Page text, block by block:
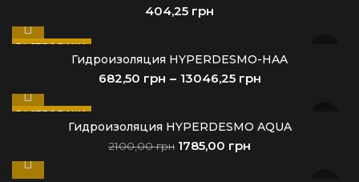
грн
РАСПРОДАЖА
Гидроизоляция HYPERDESMO-HAA
грн грн
РАСПРОДАЖА
Гидроизоляция HYPERDESMO AQUA
2100,00грн 1785,00 грн